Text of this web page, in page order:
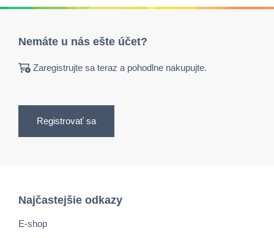
Nemáte u nás ešte účet?
Zaregistrujte sa teraz a pohodlne nakupujte.
Registrovať sa
Najčastejšie odkazy
E-shop